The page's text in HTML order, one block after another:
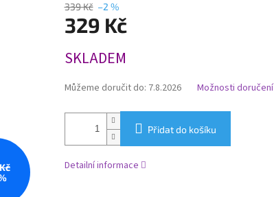
339 Kč –2 %
329 Kč
cena:
SKLADEM
Můžeme doručit do: 7.8.2026 Možnosti doručení
Přidat do košíku
Detailní informace